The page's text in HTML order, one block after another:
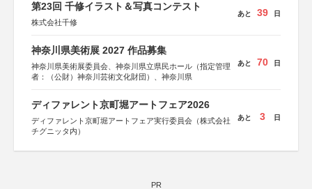
第23回 千修イラスト＆写真コンテスト
株式会社千修
あと 39 日
神奈川県美術展 2027 作品募集
神奈川県美術展委員会、神奈川県立県民ホール（指定管理
者：（公財）神奈川芸術文化財団）、神奈川県
あと 70 日
ディファレント京町堀アートフェア2026
ディファレント京町堀アートフェア実行委員会（株式会社
チグニッタ内）
あと 3 日
PR